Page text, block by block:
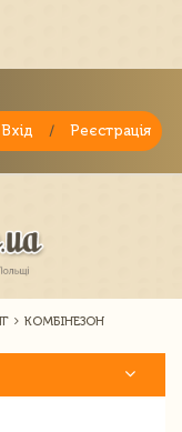
Вхід / Реєстрація
КОМБІНЕЗОН